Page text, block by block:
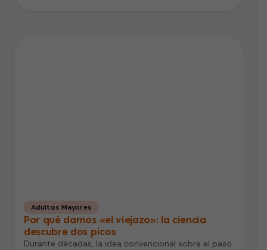
Adultos Mayores
Por qué damos «el viejazo»: la ciencia
descubre dos picos
Durante décadas, la idea convencional sobre el paso